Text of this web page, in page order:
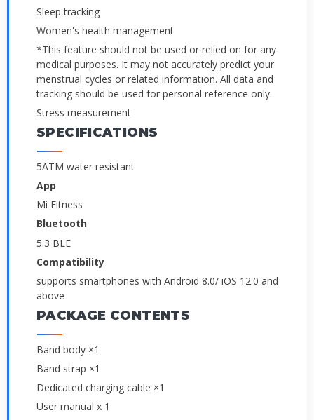
Sleep tracking
Women's health management
*This feature should not be used or relied on for any
medical purposes. It may not accurately predict your
menstrual cycles or related information. All data and
tracking should be used for personal reference only.
Stress measurement
SPECIFICATIONS
5ATM water resistant
App
Mi Fitness
Bluetooth
5.3 BLE
Compatibility
supports smartphones with Android 8.0/ iOS 12.0 and
above
PACKAGE CONTENTS
Band body ×1
Band strap ×1
Dedicated charging cable ×1
User manual x 1